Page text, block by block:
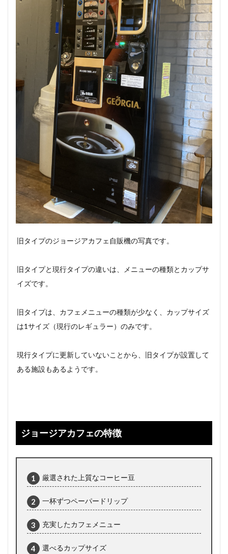
旧タイプのジョージアカフェ自販機の写真です。
旧タイプと現行タイプの違いは、メニューの種類とカップサ
イズです。
旧タイプは、カフェメニューの種類が少なく、カップサイズ
は1サイズ（現行のレギュラー）のみです。
現行タイプに更新していないことから、旧タイプが設置して
ある施設もあるようです。
ジョージアカフェの特徴
厳選された上質なコーヒー豆
一杯ずつペーパードリップ
充実したカフェメニュー
選べるカップサイズ